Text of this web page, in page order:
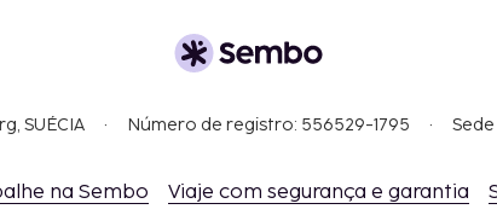
SUÉCIA Número de registro: 556529-1795
na Sembo Viaje com segurança e garantia